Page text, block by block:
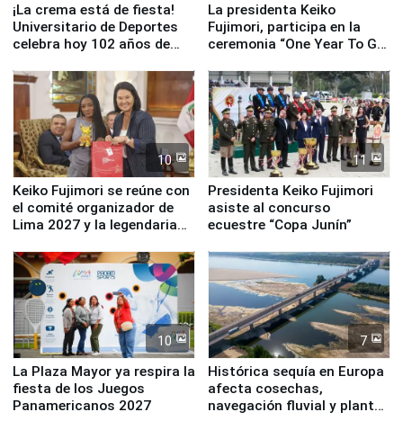
¡La crema está de fiesta!
Universitario de Deportes
celebra hoy 102 años de
La presidenta Keiko
Fujimori, participa en la
ceremonia “One Year To Go
10
Keiko Fujimori se reúne con
el comité organizador de
Lima 2027 y la legendaria
11
Presidenta Keiko Fujimori
asiste al concurso
ecuestre “Copa Junín”
10
La Plaza Mayor ya respira la
fiesta de los Juegos
Panamericanos 2027
7
Histórica sequía en Europa
afecta cosechas,
navegación fluvial y plantas